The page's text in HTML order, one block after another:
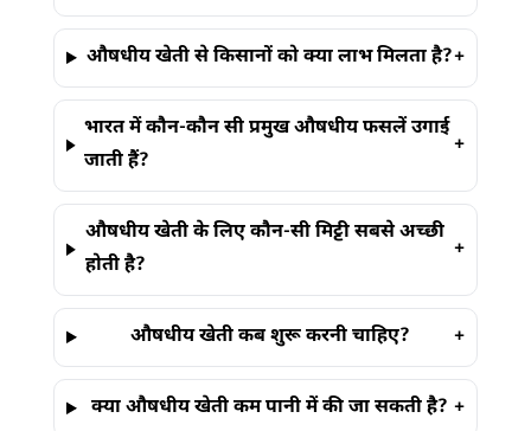
औषधीय खेती से किसानों को क्या लाभ मिलता है?+
भारत में कौन-कौन सी प्रमुख औषधीय फसलें उगाई
जाती हैं?
+
औषधीय खेती के लिए कौन-सी मिट्टी सबसे अच्छी
होती है?
+
औषधीय खेती कब शुरू करनी चाहिए? +
क्या औषधीय खेती कम पानी में की जा सकती है? +